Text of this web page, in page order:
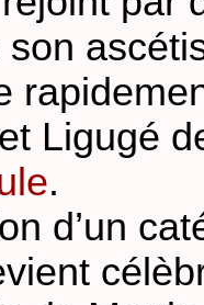
son
Ligugé
.
d’un